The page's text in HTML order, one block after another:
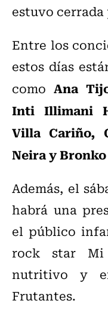
estuvo
Entre los
estos días
como Ana
Inti Illimani
Villa Cariño,
Neira y
Además, el
habrá una
el público
rock star
nutritivo y
Frutantes.